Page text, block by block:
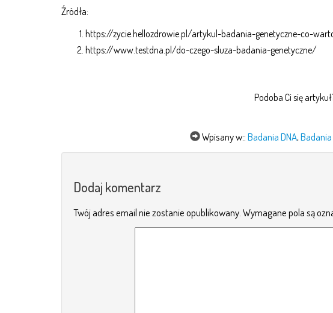
Źródła:
https://zycie.hellozdrowie.pl/artykul-badania-genetyczne-co-
https://www.testdna.pl/do-czego-sluza-badania-genetyczne/
Podoba Ci się
Wpisany w::Badania DNA,
Dodaj komentarz
Twój adres email nie zostanie opublikowany. Wymagane pola są